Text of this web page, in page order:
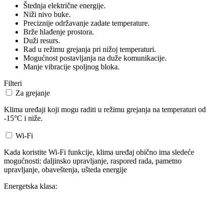
Štednja električne energije.
Niži nivo buke.
Preciznije održavanje zadate temperature.
Brže hlađenje prostora.
Duži resurs.
Rad u režimu grejanja pri nižoj temperaturi.
Mogućnost postavljanja na duže komunikacije.
Manje vibracije spoljnog bloka.
Filteri
Za grejanje
Klima uređaji koji mogu raditi u režimu grejanja na temperaturi od
-15°C i niže.
Wi-Fi
Kada koristite Wi-Fi funkcije, klima uređaj obično ima sledeće
mogućnosti: daljinsko upravljanje, raspored rada, pametno
upravljanje, obaveštenja, ušteda energije
Energetska klasa: